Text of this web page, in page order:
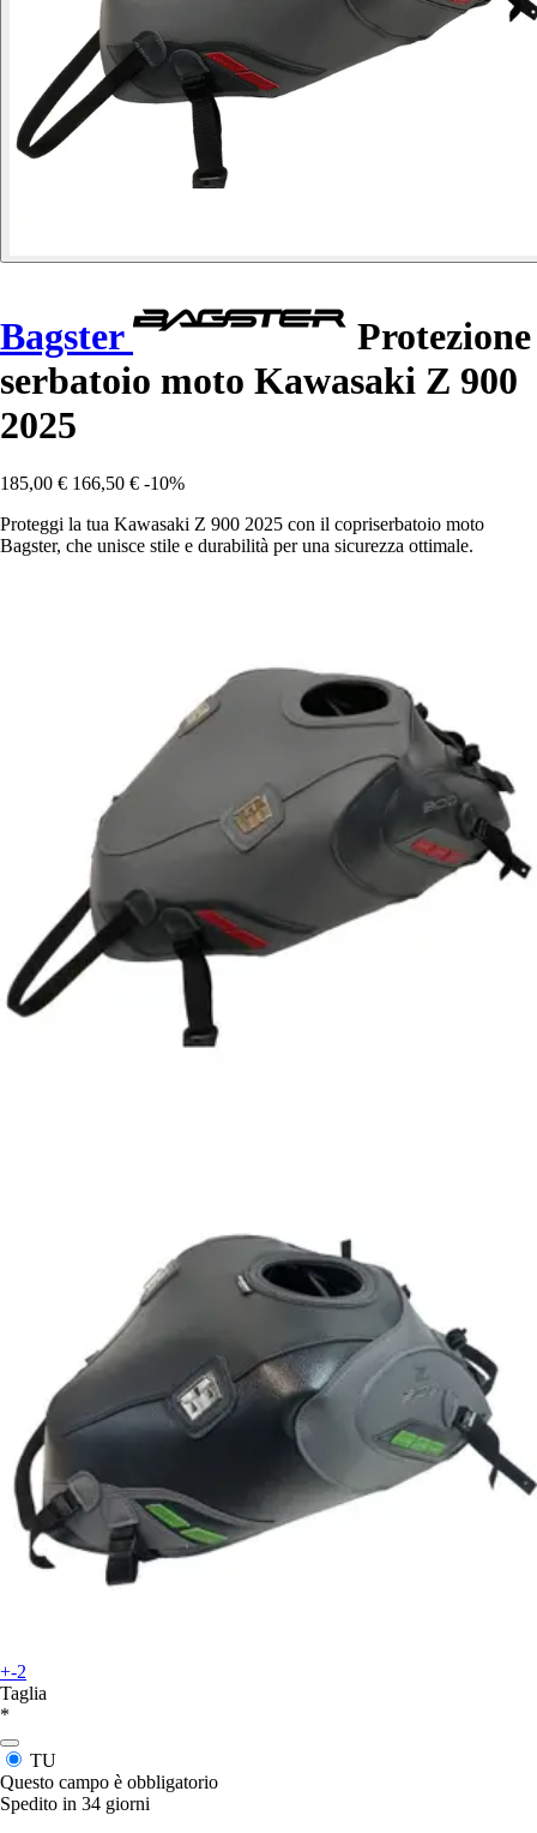
Bagster
Protezione
serbatoio moto Kawasaki Z 900
2025
185,00 € 166,50 € -10%
Proteggi la tua Kawasaki Z 900 2025 con il copriserbatoio moto
Bagster, che unisce stile e durabilità per una sicurezza ottimale.
+-2
Taglia
*
TU
Questo campo è obbligatorio
Spedito in 34 giorni